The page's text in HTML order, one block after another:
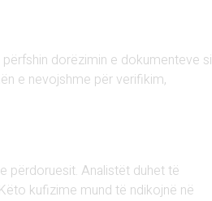
dorëzimin e dokumenteve si
e nevojshme për verifikim,
përdoruesit. Analistët duhet të
kufizime mund të ndikojnë në